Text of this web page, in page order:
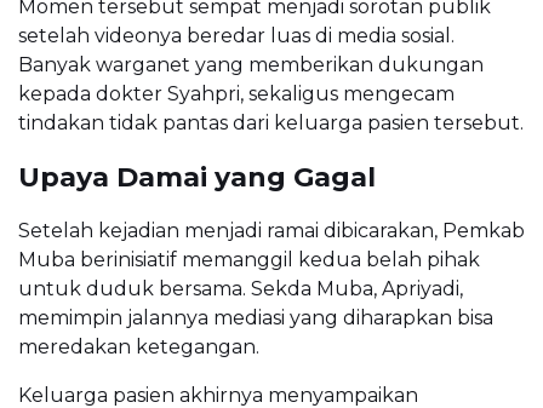
Momen tersebut sempat menjadi sorotan publik
setelah videonya beredar luas di media sosial.
Banyak warganet yang memberikan dukungan
kepada dokter Syahpri, sekaligus mengecam
tindakan tidak pantas dari keluarga pasien tersebut.
Upaya Damai yang Gagal
Setelah kejadian menjadi ramai dibicarakan, Pemkab
Muba berinisiatif memanggil kedua belah pihak
untuk duduk bersama. Sekda Muba, Apriyadi,
memimpin jalannya mediasi yang diharapkan bisa
meredakan ketegangan.
Keluarga pasien akhirnya menyampaikan